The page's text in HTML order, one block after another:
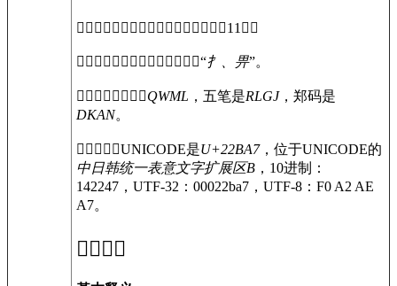
〔 𢮧 〕字拼音是，部首是扌，总笔画是11画。
〔 𢮧 〕字是左右结构，可拆字为“扌、畀”。
〔 𢮧 〕字仓颉码是QWML ，五笔是RLGJ，郑码是
DKAN。
〔 𢮧 〕字的UNICODE是U+22BA7，位于UNICODE的
中日韩统一表意文字扩展区B ，10进制：
142247，UTF-32：00022ba7，UTF-8：F0 A2 AE
A7。
𢮧的意思